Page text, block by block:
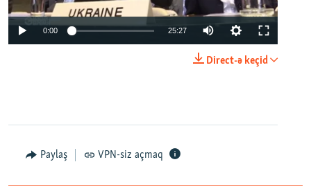
0:00 25:27
Direct-ə keçid
Paylaş VPN-siz açmaq